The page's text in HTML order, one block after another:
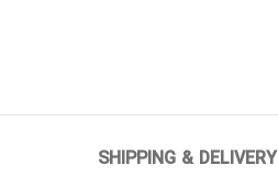
SHIPPING & DELIVERY